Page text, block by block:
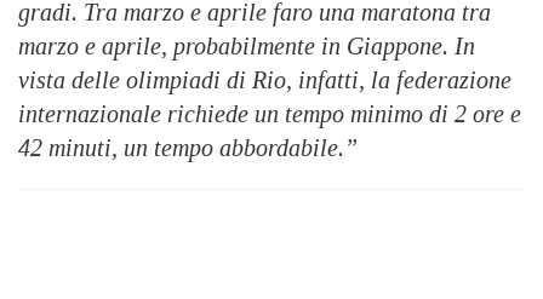
gradi. Tra marzo e aprile faro una maratona tra
marzo e aprile, probabilmente in Giappone. In
vista delle olimpiadi di Rio, infatti, la federazione
internazionale richiede un tempo minimo di 2 ore e
42 minuti, un tempo abbordabile.”